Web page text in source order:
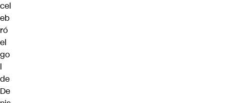
cel
eb
ró
el
go
l
de
De